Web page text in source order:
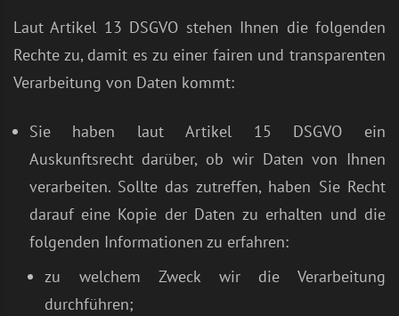
Laut Artikel 13 DSGVO stehen Ihnen die folgenden
Rechte zu, damit es zu einer fairen und transparenten
Verarbeitung von Daten kommt:
Sie haben laut Artikel 15 DSGVO ein
Auskunftsrecht darüber, ob wir Daten von Ihnen
verarbeiten. Sollte das zutreffen, haben Sie Recht
darauf eine Kopie der Daten zu erhalten und die
folgenden Informationen zu erfahren:
zu welchem Zweck wir die Verarbeitung
durchführen;